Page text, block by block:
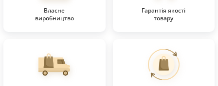
Власне
виробництво
Гарантія якості
товару